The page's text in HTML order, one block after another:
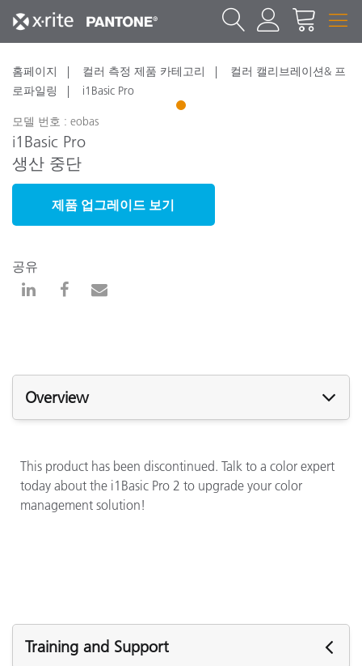
홈페이지 컬러 측정 제품 카테고리
컬러 캘리브레이션& 프
로파일링
i1Basic Pro
1
모델 번호 : eobas
i1Basic Pro
생산 중단
제품 업그레이드 보기
공유
Overview
This product has been discontinued. Talk to a color expert
today about the i1Basic Pro 2 to upgrade your color
management solution!
Training and Support